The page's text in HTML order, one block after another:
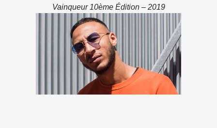
Vainqueur 10ème Édition – 2019